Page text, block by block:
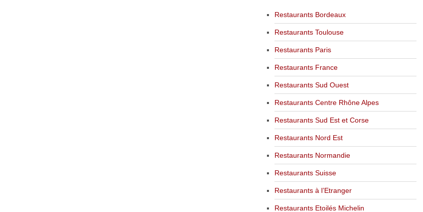
Restaurants Bordeaux
Restaurants Toulouse
Restaurants Paris
Restaurants France
Restaurants Sud Ouest
Restaurants Centre Rhône Alpes
Restaurants Sud Est et Corse
Restaurants Nord Est
Restaurants Normandie
Restaurants Suisse
Restaurants à l’Etranger
Restaurants Etoilés Michelin